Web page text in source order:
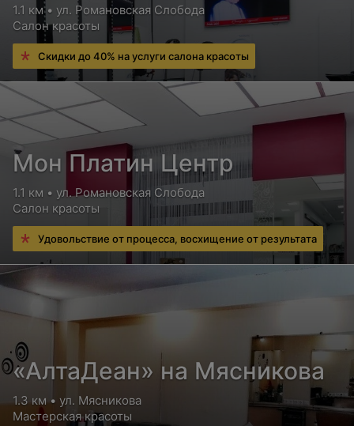
1.1 км • ул. Романовская Слобода
Салон красоты
Скидки до 40% на услуги салона красоты
Мон Платин Центр
1.1 км • ул. Романовская Слобода
Салон красоты
Удовольствие от процесса, восхищение от результата
«АлтаДеан» на Мясникова
1.3 км • ул. Мясникова
Мастерская красоты